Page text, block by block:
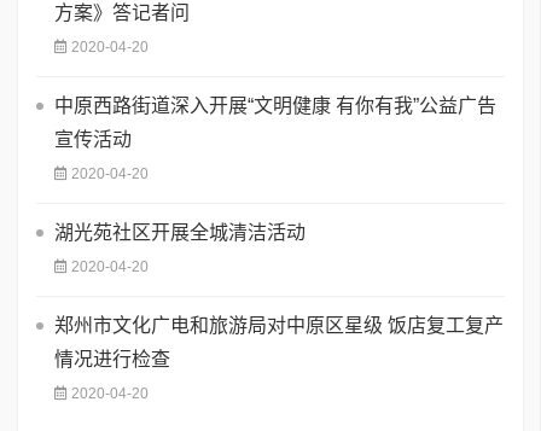
方案》答记者问
2020-04-20
中原西路街道深入开展“文明健康 有你有我”公益广告
宣传活动
2020-04-20
湖光苑社区开展全城清洁活动
2020-04-20
郑州市文化广电和旅游局对中原区星级 饭店复工复产
情况进行检查
2020-04-20